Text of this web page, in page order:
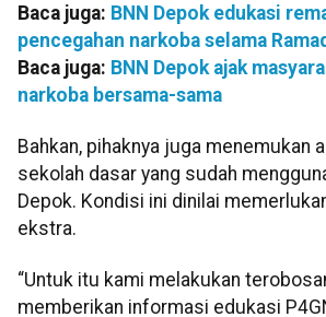
Baca juga: BNN Depok edukasi
pencegahan narkoba selama
Baca juga: BNN Depok ajak
narkoba bersama-sama
Bahkan, pihaknya juga menemukan
sekolah dasar yang sudah
Depok. Kondisi ini dinilai
ekstra.
“Untuk itu kami melakukan
memberikan informasi edukasi